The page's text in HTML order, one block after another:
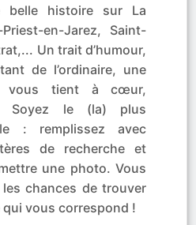
belle histoire sur La
en-Jarez, Saint-
Un trait d’humour,
de l’ordinaire, une
vous tient à cœur,
Soyez le (la) plus
: remplissez avec
de recherche et
une photo. Vous
chances de trouver
qui vous correspond !